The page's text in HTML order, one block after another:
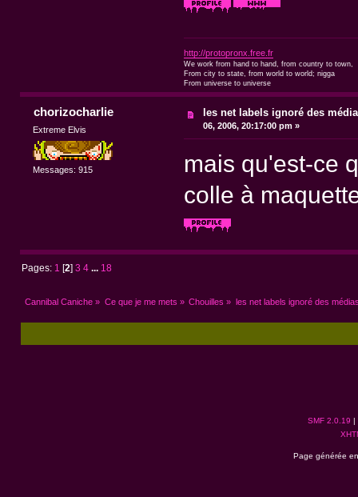
http://protopronx.free.fr
We work from hand to hand, from country to town,
From city to state, from world to world; nigga
From universe to universe
chorizocharlie
Extreme Elvis
Messages: 915
les net labels ignoré des
06, 2006, 20:17:00 pm »
mais qu'est-ce
colle à
Pages: 1 [2]3 4 ... 18
Cannibal Caniche » Ce que je me mets » Chouilles » les net labels ignoré des
SMF 2.0.19 |
Page générée